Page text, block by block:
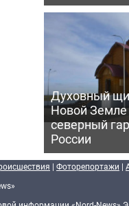
Духовный
Новой
северный
России
| Фоторепортажи |